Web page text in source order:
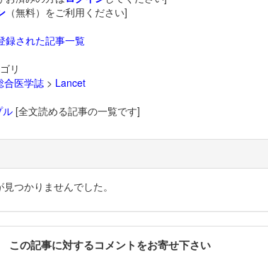
（無料）をご利用ください]
録された記事一覧
リ
合医学誌> Lancet
ル[全文読める記事の一覧です]
つかりませんでした。
この記事に対するコメントをお寄せ下さい